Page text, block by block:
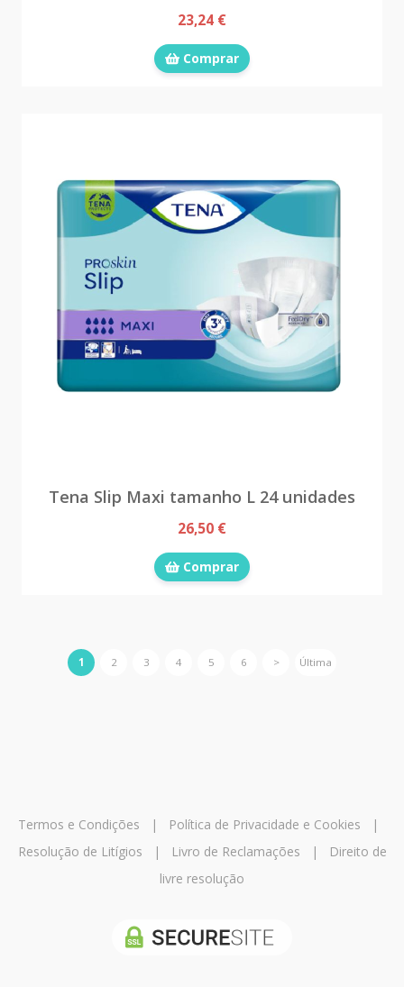
23,24 €
Comprar
Tena Slip Maxi tamanho L 24 unidades
26,50 €
Comprar
1 2 3 4 5 6 > Última
Termos e Condições | Política de Privacidade e Cookies |
Resolução de Litígios | Livro de Reclamações |
Direito de
livre resolução